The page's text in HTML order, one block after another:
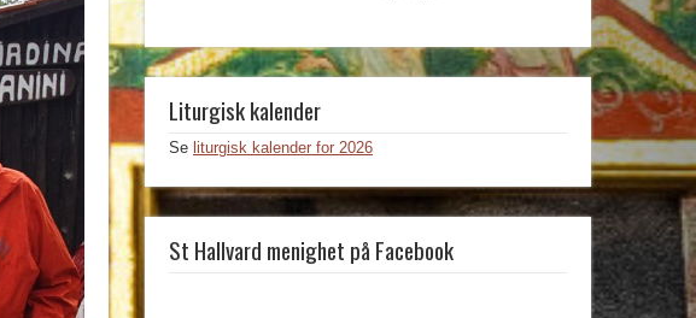
Liturgisk kalender
Se liturgisk kalender for 2026
St Hallvard menighet på Facebook